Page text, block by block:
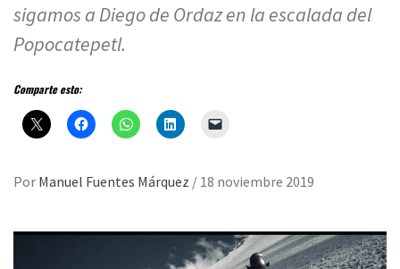
sigamos a Diego de Ordaz en la escalada del
Popocatepetl.
Comparte esto:
Por Manuel Fuentes Márquez / 18 noviembre 2019